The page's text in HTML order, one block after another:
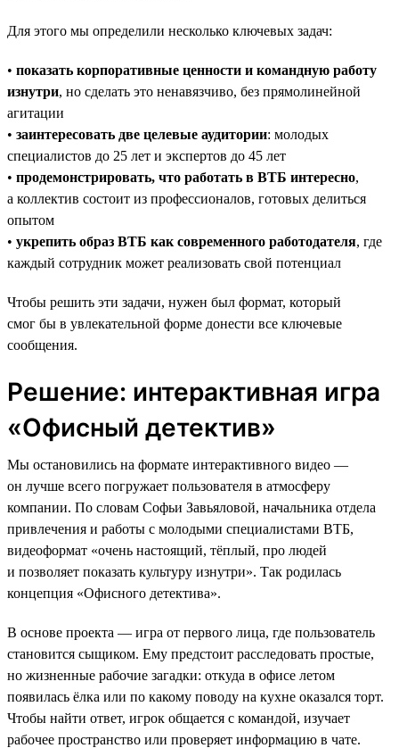
Для этого мы определили несколько ключевых задач:
• показать корпоративные ценности и командную работу
изнутри, но сделать это ненавязчиво, без прямолинейной
агитации
• заинтересовать две целевые аудитории: молодых
специалистов до 25 лет и экспертов до 45 лет
• продемонстрировать, что работать в ВТБ интересно,
а коллектив состоит из профессионалов, готовых делиться
опытом
• укрепить образ ВТБ как современного работодателя, где
каждый сотрудник может реализовать свой потенциал
Чтобы решить эти задачи, нужен был формат, который
смог бы в увлекательной форме донести все ключевые
сообщения.
Решение: интерактивная игра
«Офисный детектив»
Мы остановились на формате интерактивного видео —
он лучше всего погружает пользователя в атмосферу
компании. По словам Софьи Завьяловой, начальника отдела
привлечения и работы с молодыми специалистами ВТБ,
видеоформат «очень настоящий, тёплый, про людей
и позволяет показать культуру изнутри». Так родилась
концепция «Офисного детектива».
В основе проекта — игра от первого лица, где пользователь
становится сыщиком. Ему предстоит расследовать простые,
но жизненные рабочие загадки: откуда в офисе летом
появилась ёлка или по какому поводу на кухне оказался торт.
Чтобы найти ответ, игрок общается с командой, изучает
рабочее пространство или проверяет информацию в чате.